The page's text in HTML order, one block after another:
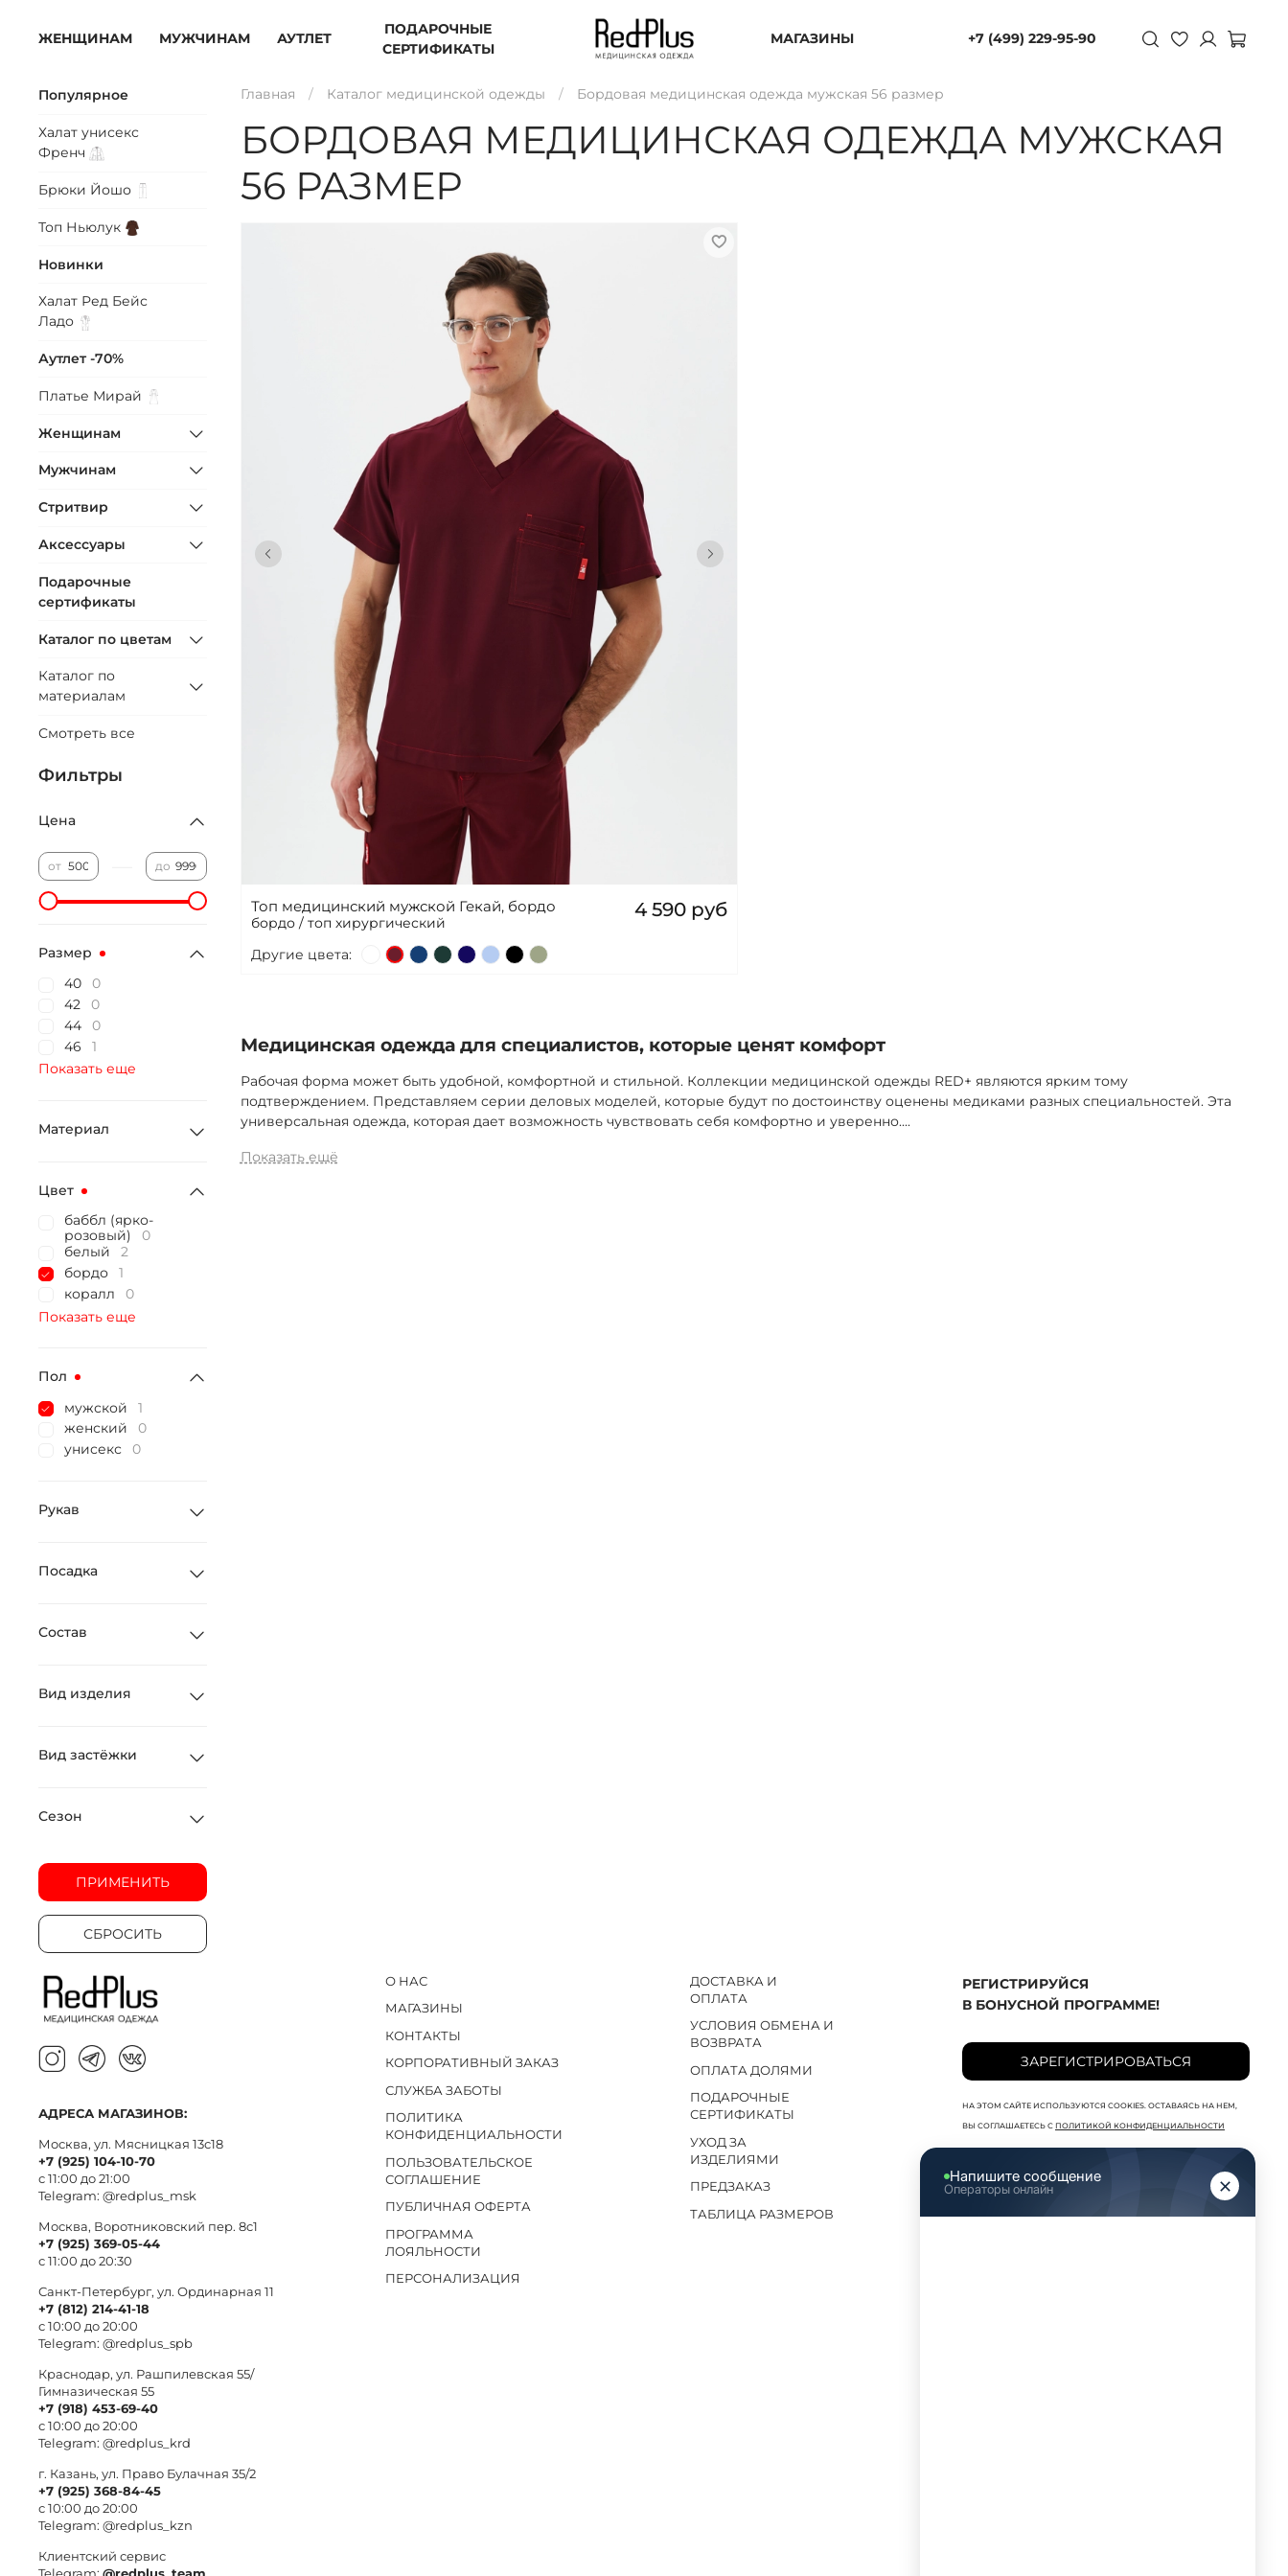
ЖЕНЩИНАМ МУЖЧИНАМ АУТЛЕТ
ПОДАРОЧНЫЕ
СЕРТИФИКАТЫ
МАГАЗИНЫ +7 (499) 229-95-90
Главная Каталог медицинской одежды Бордовая медицинская одежда мужская 56 размер
БОРДОВАЯ МЕДИЦИНСКАЯ ОДЕЖДА МУЖСКАЯ
56 РАЗМЕР
Топ медицинский мужской Гекай, бордо
бордо / топ хирургический
4 590 руб
Другие цвета:
Медицинская одежда для специалистов, которые ценят комфорт
Рабочая форма может быть удобной, комфортной и стильной. Коллекции медицинской одежды RED+ являются ярким тому
подтверждением. Представляем серии деловых моделей, которые будут по достоинству оценены медиками разных специальностей. Эта
универсальная одежда, которая дает возможность чувствовать себя комфортно и уверенно....
Показать ещё
Популярное
Халат унисекс
Френч
Брюки Йошо
Топ Ньюлук
Новинки
Халат Ред Бейс
Ладо
Аутлет -70%
Платье Мирай
Женщинам
Мужчинам
Стритвир
Аксессуары
Подарочные
сертификаты
Каталог по цветам
Каталог по
материалам
Смотреть все
Фильтры
Цена
от до
Размер
40
0
42
0
44
0
46
1
Показать еще
Материал
Цвет
баббл (ярко-
розовый)
0
белый
2
бордо
1
коралл
0
Показать еще
Пол
мужской
1
женский
0
унисекс
0
Рукав
Посадка
Состав
Вид изделия
Вид застёжки
Сезон
ПРИМЕНИТЬ
СБРОСИТЬ
О НАС
МАГАЗИНЫ
КОНТАКТЫ
КОРПОРАТИВНЫЙ ЗАКАЗ
СЛУЖБА ЗАБОТЫ
ПОЛИТИКА
КОНФИДЕНЦИАЛЬНОСТИ
ПОЛЬЗОВАТЕЛЬСКОЕ
СОГЛАШЕНИЕ
ПУБЛИЧНАЯ ОФЕРТА
ПРОГРАММА
ЛОЯЛЬНОСТИ
ПЕРСОНАЛИЗАЦИЯ
ДОСТАВКА И
ОПЛАТА
УСЛОВИЯ ОБМЕНА И
ВОЗВРАТА
ОПЛАТА ДОЛЯМИ
ПОДАРОЧНЫЕ
СЕРТИФИКАТЫ
УХОД ЗА
ИЗДЕЛИЯМИ
ПРЕДЗАКАЗ
ТАБЛИЦА РАЗМЕРОВ
РЕГИСТРИРУЙСЯ
В БОНУСНОЙ ПРОГРАММЕ!
ЗАРЕГИСТРИРОВАТЬСЯ
НА ЭТОМ САЙТЕ ИСПОЛЬЗУЮТСЯ COOKIES. ОСТАВАЯСЬ НА НЕМ,
ВЫ СОГЛАШАЕТЕСЬ С ПОЛИТИКОЙ КОНФИДЕНЦИАЛЬНОСТИ
АДРЕСА МАГАЗИНОВ:
Москва, ул. Мясницкая 13с18
+7 (925) 104-10-70
с 11:00 до 21:00
Telegram: @redplus_msk
Москва, Воротниковский пер. 8c1
+7 (925) 369-05-44
с 11:00 до 20:30
Санкт-Петербург, ул. Ординарная 11
+7 (812) 214-41-18
с 10:00 до 20:00
Telegram: @redplus_spb
Краснодар, ул. Рашпилевская 55/
Гимназическая 55
+7 (918) 453-69-40
с 10:00 до 20:00
Telegram: @redplus_krd
г. Казань, ул. Право Булачная 35/2
+7 (925) 368-84-45
с 10:00 до 20:00
Telegram: @redplus_kzn
Клиентский сервис